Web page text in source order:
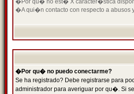
�Por qu� no est� X caracter�stica
�A qui�n contacto con respecto a abusos
�Por qu� no puedo conectarme?
Se ha registrado? Debe registrarse para
administrador para averiguar por qu�. Si